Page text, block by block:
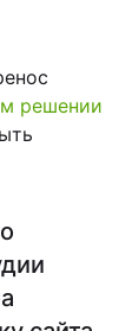
решении